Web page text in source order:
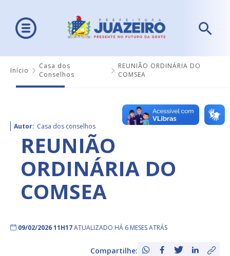
Início
Casa dos
Conselhos
REUNIÃO ORDINÁRIA DO
COMSEA
Autor: Casa dos conselhos
REUNIÃO
ORDINÁRIA DO
COMSEA
09/02/2026 11H17ATUALIZADO HÁ 6 MESES ATRÁS
Compartilhe: